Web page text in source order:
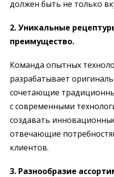
должен быть не только
2. Уникальные
преимущество.
Команда опытных
разрабатывает
сочетающие
с современными
создавать
отвечающие
клиентов.
3. Разнообразие